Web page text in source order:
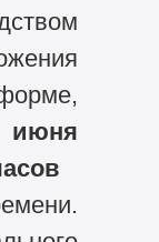
июня